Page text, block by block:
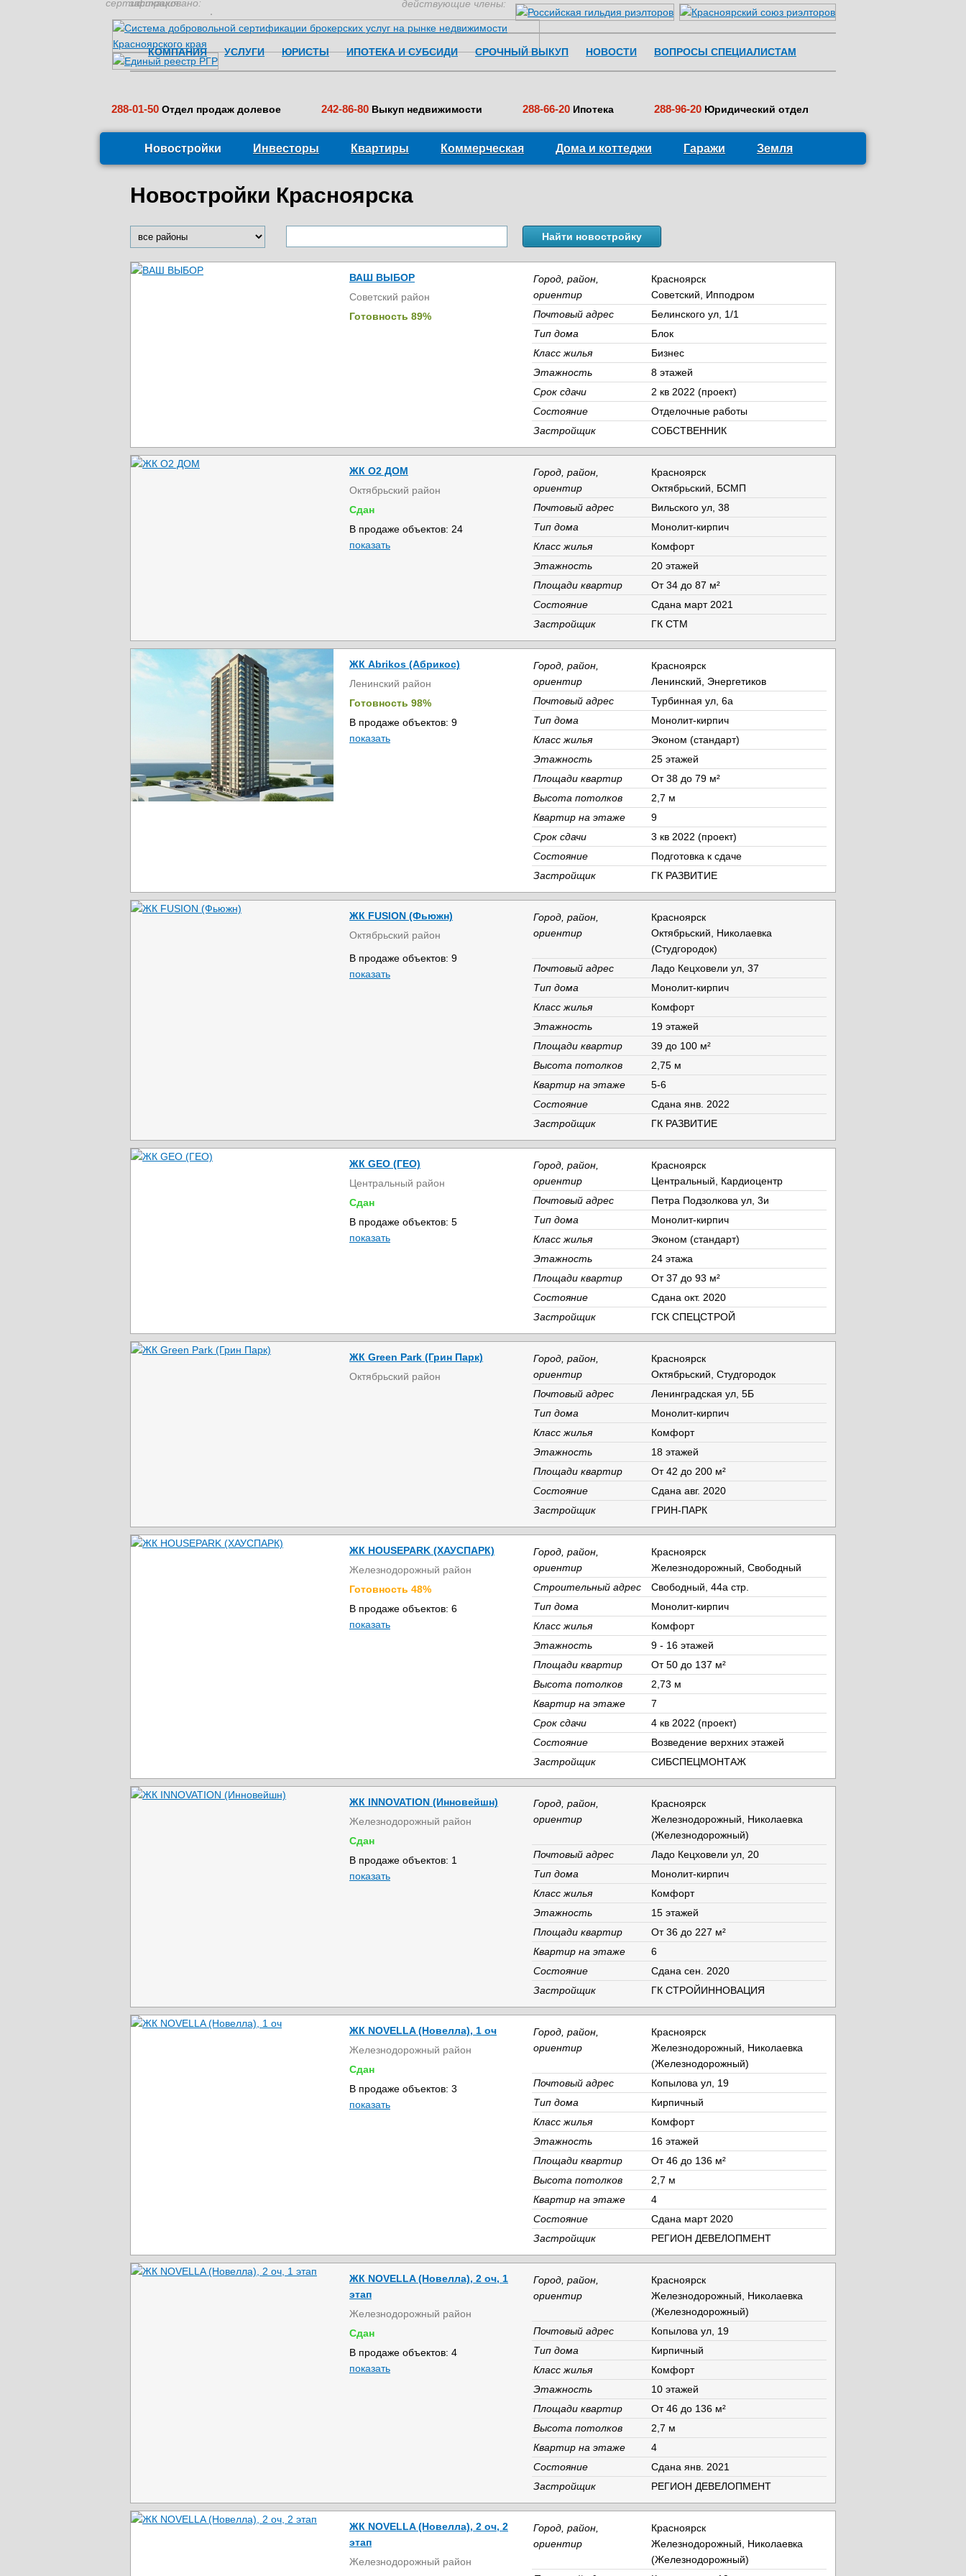
застраховано: действующие члены:
сертификация:
КОМПАНИЯ
УСЛУГИ ЮРИСТЫ ИПОТЕКА И СУБСИДИ СРОЧНЫЙ ВЫКУП НОВОСТИ ВОПРОСЫ СПЕЦИАЛИСТАМ
288-01-50 Отдел продаж долевое 242-86-80 Выкуп недвижимости 288-66-20 Ипотека 288-96-20 Юридический отдел
Новостройки Инвесторы Квартиры Коммерческая Дома и коттеджи Гаражи Земля
Новостройки Красноярска
ВАШ ВЫБОР
Советский район
Готовность 89%
Город, район,
ориентир
Красноярск
Советский, Ипподром
Почтовый адрес
Белинского ул, 1/1
Тип дома
Блок
Класс жилья
Бизнес
Этажность
8 этажей
Срок сдачи
2 кв 2022 (проект)
Состояние
Отделочные работы
Застройщик
СОБСТВЕННИК
ЖК О2 ДОМ
Октябрьский район
Сдан
В продаже объектов: 24
показать
Город, район,
ориентир
Красноярск
Октябрьский, БСМП
Почтовый адрес
Вильского ул, 38
Тип дома
Монолит-кирпич
Класс жилья
Комфорт
Этажность
20 этажей
Площади квартир
От 34 до 87 м²
Состояние
Cдана март 2021
Застройщик
ГК СТМ
ЖК Abrikos (Абрикос)
Ленинский район
Готовность 98%
В продаже объектов: 9
показать
Город, район,
ориентир
Красноярск
Ленинский, Энергетиков
Почтовый адрес
Турбинная ул, 6а
Тип дома
Монолит-кирпич
Класс жилья
Эконом (стандарт)
Этажность
25 этажей
Площади квартир
От 38 до 79 м²
Высота потолков
2,7 м
Квартир на этаже
9
Срок сдачи
3 кв 2022 (проект)
Состояние
Подготовка к сдаче
Застройщик
ГК РАЗВИТИЕ
ЖК FUSION (Фьюжн)
Октябрьский район
В продаже объектов: 9
показать
Город, район,
ориентир
Красноярск
Октябрьский, Николаевка
(Студгородок)
Почтовый адрес
Ладо Кецховели ул, 37
Тип дома
Монолит-кирпич
Класс жилья
Комфорт
Этажность
19 этажей
Площади квартир
39 до 100 м²
Высота потолков
2,75 м
Квартир на этаже
5-6
Состояние
Cдана янв. 2022
Застройщик
ГК РАЗВИТИЕ
ЖК GEO (ГЕО)
Центральный район
Сдан
В продаже объектов: 5
показать
Город, район,
ориентир
Красноярск
Центральный, Кардиоцентр
Почтовый адрес
Петра Подзолкова ул, 3и
Тип дома
Монолит-кирпич
Класс жилья
Эконом (стандарт)
Этажность
24 этажа
Площади квартир
От 37 до 93 м²
Состояние
Cдана окт. 2020
Застройщик
ГСК СПЕЦСТРОЙ
ЖК Green Park (Грин Парк)
Октябрьский район
Город, район,
ориентир
Красноярск
Октябрьский, Студгородок
Почтовый адрес
Ленинградская ул, 5Б
Тип дома
Монолит-кирпич
Класс жилья
Комфорт
Этажность
18 этажей
Площади квартир
От 42 до 200 м²
Состояние
Cдана авг. 2020
Застройщик
ГРИН-ПАРК
ЖК HOUSEPARK (ХАУСПАРК)
Железнодорожный район
Готовность 48%
В продаже объектов: 6
показать
Город, район,
ориентир
Красноярск
Железнодорожный, Свободный
Строительный адрес
Свободный, 44а стр.
Тип дома
Монолит-кирпич
Класс жилья
Комфорт
Этажность
9 - 16 этажей
Площади квартир
От 50 до 137 м²
Высота потолков
2,73 м
Квартир на этаже
7
Срок сдачи
4 кв 2022 (проект)
Состояние
Возведение верхних этажей
Застройщик
СИБСПЕЦМОНТАЖ
ЖК INNOVATION (Инновейшн)
Железнодорожный район
Сдан
В продаже объектов: 1
показать
Город, район,
ориентир
Красноярск
Железнодорожный, Николаевка
(Железнодорожный)
Почтовый адрес
Ладо Кецховели ул, 20
Тип дома
Монолит-кирпич
Класс жилья
Комфорт
Этажность
15 этажей
Площади квартир
От 36 до 227 м²
Квартир на этаже
6
Состояние
Cдана сен. 2020
Застройщик
ГК СТРОЙИННОВАЦИЯ
ЖК NOVELLA (Новелла), 1 оч
Железнодорожный район
Сдан
В продаже объектов: 3
показать
Город, район,
ориентир
Красноярск
Железнодорожный, Николаевка
(Железнодорожный)
Почтовый адрес
Копылова ул, 19
Тип дома
Кирпичный
Класс жилья
Комфорт
Этажность
16 этажей
Площади квартир
От 46 до 136 м²
Высота потолков
2,7 м
Квартир на этаже
4
Состояние
Cдана март 2020
Застройщик
РЕГИОН ДЕВЕЛОПМЕНТ
ЖК NOVELLA (Новелла), 2 оч, 1
этап
Железнодорожный район
Сдан
В продаже объектов: 4
показать
Город, район,
ориентир
Красноярск
Железнодорожный, Николаевка
(Железнодорожный)
Почтовый адрес
Копылова ул, 19
Тип дома
Кирпичный
Класс жилья
Комфорт
Этажность
10 этажей
Площади квартир
От 46 до 136 м²
Высота потолков
2,7 м
Квартир на этаже
4
Состояние
Cдана янв. 2021
Застройщик
РЕГИОН ДЕВЕЛОПМЕНТ
ЖК NOVELLA (Новелла), 2 оч, 2
этап
Железнодорожный район
Город, район,
ориентир
Красноярск
Железнодорожный, Николаевка
(Железнодорожный)